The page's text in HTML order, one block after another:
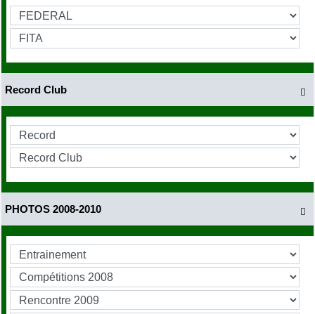

Record Club

PHOTOS 2008-2010